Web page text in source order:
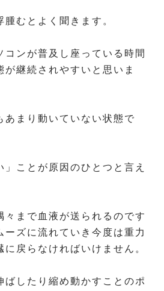
むとよく聞きます。
コンが普及し座っている時間
が継続されやすいと思いま
あまり動いていない状態で
ことが原因のひとつと言え
々まで血液が送られるのです
ーズに流れていき今度は重力
戻らなければいけません。
ばしたり縮め動かすことのポ